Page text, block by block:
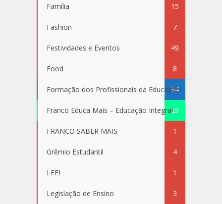
Família 15
Fashion 7
Festividades e Eventos 49
Food 8
Formação dos Profissionais da Educação
34
Franco Educa Mais – Educação Integral29
FRANCO SABER MAIS 1
Grêmio Estudantil 4
LEEI 1
Legislação de Ensino 3